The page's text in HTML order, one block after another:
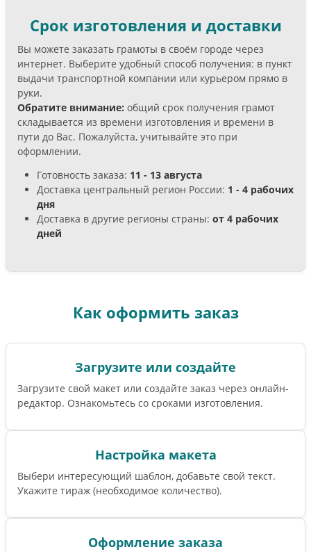
Срок изготовления и доставки
Вы можете заказать грамоты в своём городе через
интернет. Выберите удобный способ получения: в пункт
выдачи транспортной компании или курьером прямо в
руки.
Обратите внимание: общий срок получения грамот
складывается из времени изготовления и времени в
пути до Вас. Пожалуйста, учитывайте это при
оформлении.
Готовность заказа: 11 - 13 августа
Доставка центральный регион России: 1 - 4 рабочих
дня
Доставка в другие регионы страны: от 4 рабочих
дней
Как оформить заказ
Загрузите или создайте
Загрузите свой макет или создайте заказ через онлайн-
редактор. Ознакомьтесь со сроками изготовления.
Настройка макета
Выбери интересующий шаблон, добавьте свой текст.
Укажите тираж (необходимое количество).
Оформление заказа